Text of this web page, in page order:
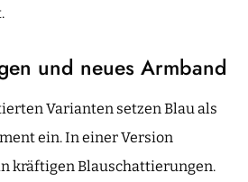
und neues Armband
Varianten setzen Blau als
ein. In einer Version
kräftigen Blauschattierungen.